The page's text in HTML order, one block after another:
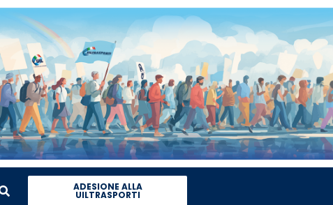
ADESIONE ALLA
UILTRASPORTI